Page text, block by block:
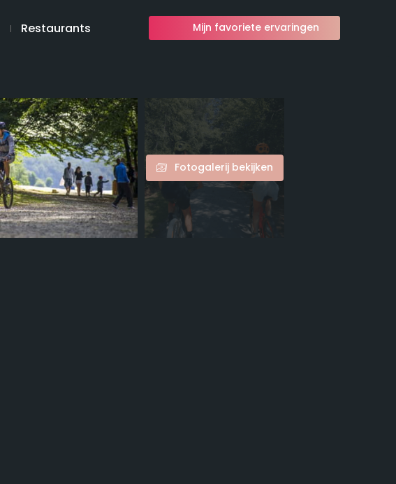
Restaurants Mijn favoriete ervaringen
Fotogalerij bekijken